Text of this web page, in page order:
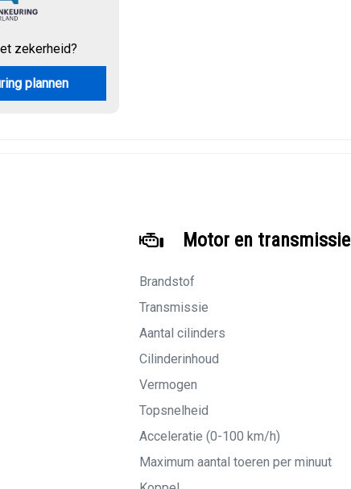
zekerheid?
plannen
Motor en transmissie
Brandstof
Transmissie
Aantal cilinders
Cilinderinhoud
Vermogen
Topsnelheid
Acceleratie (0-100 km/h)
Maximum aantal toeren per minuut